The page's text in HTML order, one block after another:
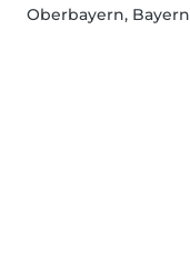
Oberbayern, Bayern